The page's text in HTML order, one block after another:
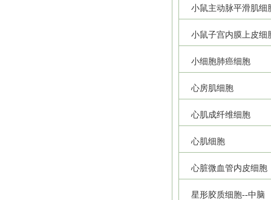
小鼠主动脉平滑肌细
小鼠子宫内膜上皮细
小细胞肺癌细胞
心房肌细胞
心肌成纤维细胞
心肌细胞
心脏微血管内皮细胞
星形胶质细胞--中脑